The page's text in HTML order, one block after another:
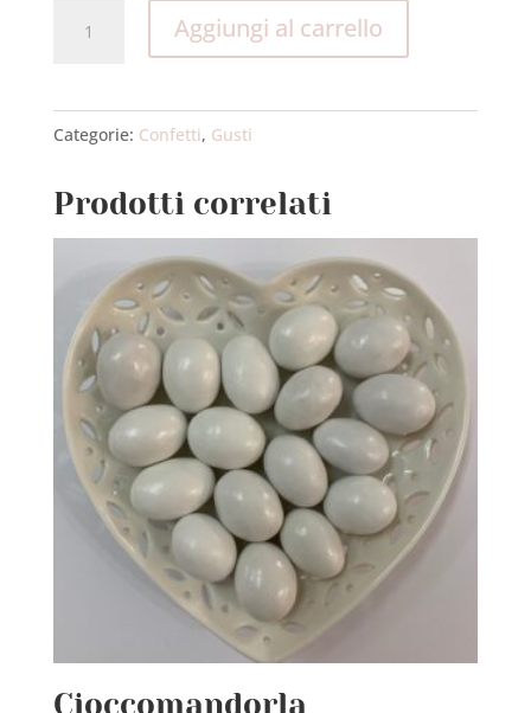
CHEESECAKE
Aggiungi al carrello
Categorie: Confetti, Gusti
Prodotti correlati
Cioccomandorla